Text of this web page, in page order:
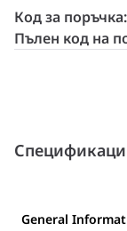
Код за поръчка:
Пълен код на
General